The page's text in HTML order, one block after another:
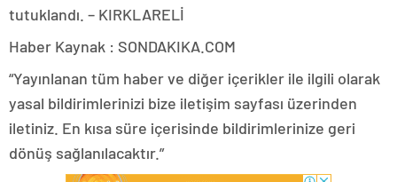
tutuklandı. – KIRKLARELİ
Haber Kaynak : SONDAKIKA.COM
“Yayınlanan tüm haber ve diğer içerikler ile ilgili olarak
yasal bildirimlerinizi bize iletişim sayfası üzerinden
iletiniz. En kısa süre içerisinde bildirimlerinize geri
dönüş sağlanılacaktır.”